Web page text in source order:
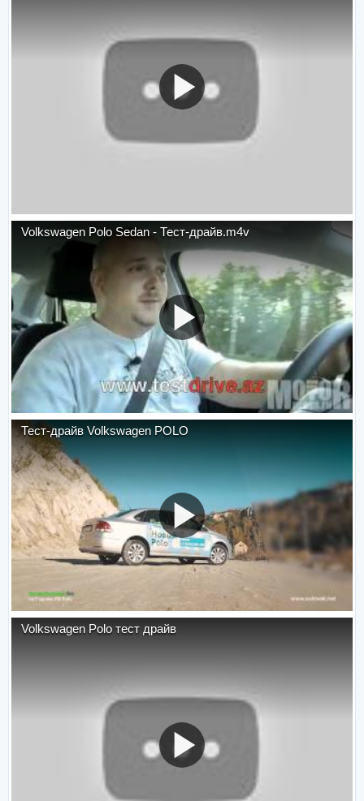
Volkswagen Polo Sedan - Тест-драйв.m4v
Тест-драйв Volkswagen POLO
Volkswagen Polo тест драйв